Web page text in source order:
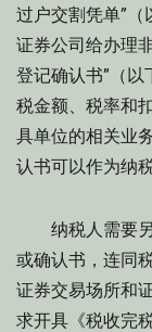
过户交割凭单”
证券公司给办理
登记确认书”（
税金额、税率和
具单位的相关业
认书可以作为纳
纳税人需要另
或确认书，连同
证券交易场所和
求开具《税收完